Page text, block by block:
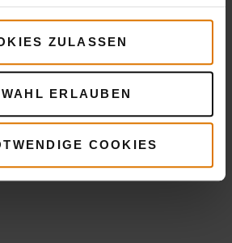
ZULASSEN
ERLAUBEN
COOKIES